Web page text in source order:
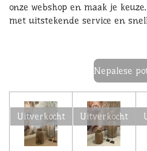
onze webshop en maak je
met uitstekende service en
Nepalese
Uitverkocht Uitverkocht